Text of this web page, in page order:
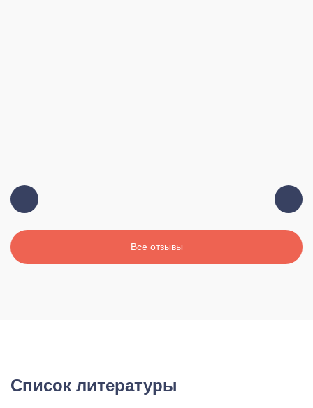
Все отзывы
Список литературы